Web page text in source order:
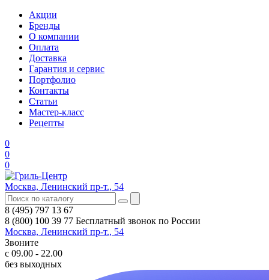
Акции
Бренды
О компании
Оплата
Доставка
Гарантия и сервис
Портфолио
Контакты
Статьи
Мастер-класс
Рецепты
0
0
0
Москва, Ленинский пр-т., 54
8 (495) 797 13 67
8 (800) 100 39 77 Бесплатный звонок по России
Москва, Ленинский пр-т., 54
Звоните
с 09.00 - 22.00
без выходных